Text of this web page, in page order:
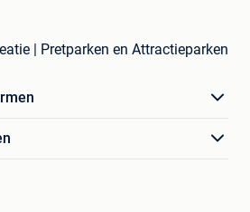
| Pretparken en Attractieparken